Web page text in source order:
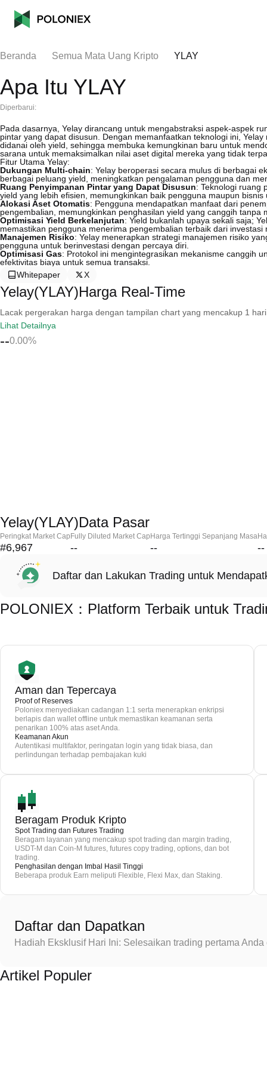
Beranda Semua Mata Uang Kripto YLAY
Apa Itu YLAY
Diperbarui:
Pada dasarnya, Yelay dirancang untuk mengabstraksi aspek-aspek
pintar yang dapat disusun. Dengan memanfaatkan teknologi ini,
didanai oleh yield, sehingga membuka kemungkinan baru untuk
sarana untuk memaksimalkan nilai aset digital mereka yang tidak
Fitur Utama Yelay:
Dukungan Multi-chain: Yelay beroperasi secara mulus di berbagai
berbagai peluang yield, meningkatkan pengalaman pengguna dan
Ruang Penyimpanan Pintar yang Dapat Disusun: Teknologi ruang
yield yang lebih efisien, memungkinkan baik pengguna maupun
Alokasi Aset Otomatis: Pengguna mendapatkan manfaat dari
pengembalian, memungkinkan penghasilan yield yang canggih
Optimisasi Yield Berkelanjutan: Yield bukanlah upaya sekali saja;
memastikan pengguna menerima pengembalian terbaik dari investasi
Manajemen Risiko: Yelay menerapkan strategi manajemen risiko
pengguna untuk berinvestasi dengan percaya diri.
Optimisasi Gas: Protokol ini mengintegrasikan mekanisme canggih
efektivitas biaya untuk semua transaksi.
Whitepaper
X
Yelay(YLAY)Harga Real-Time
Lacak pergerakan harga dengan tampilan chart yang mencakup 1
Lihat Detailnya
--0.00%
Yelay(YLAY)Data Pasar
Peringkat Market Cap
#6,967
Fully Diluted Market Cap
--
Harga Tertinggi Sepanjang Masa
-- --
Daftar dan Lakukan Trading untuk
POLONIEX：Platform Terbaik untuk
Aman dan Tepercaya
Proof of Reserves
Poloniex menyediakan cadangan 1:1 serta menerapkan enkripsi
berlapis dan wallet offline untuk memastikan keamanan serta
penarikan 100% atas aset Anda.
Keamanan Akun
Autentikasi multifaktor, peringatan login yang tidak biasa, dan
perlindungan terhadap pembajakan kuki
Beragam Produk Kripto
Spot Trading dan Futures Trading
Beragam layanan yang mencakup spot trading dan margin trading,
USDT-M dan Coin-M futures, futures copy trading, options, dan bot
trading.
Penghasilan dengan Imbal Hasil Tinggi
Beberapa produk Earn meliputi Flexible, Flexi Max, dan Staking.
Daftar dan Dapatkan
Hadiah Eksklusif Hari Ini: Selesaikan trading pertama
Artikel Populer